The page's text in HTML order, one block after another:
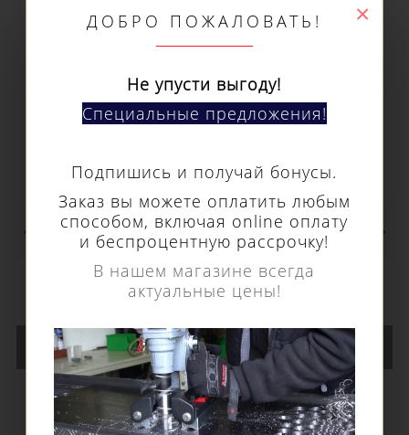
ДОБРО ПОЖАЛОВАТЬ!
Не упусти выгоду!
Специальные предложения!
Подпишись и получай бонусы.
Заказ вы можете оплатить любым
способом, включая online оплату
и беспроцентную рассрочку!
В нашем магазине всегда
актуальные цены!
×
Шарошка по металлу Euroboor типа N, Ø
головки - 16 мм RB.N1606
2 470 р.
В КОРЗИНУ